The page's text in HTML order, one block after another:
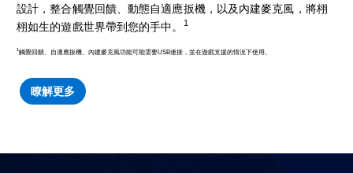
設計，整合觸覺回饋、動態自適應扳機，以及內建麥克風，將栩
栩如生的遊戲世界帶到您的手中。
1
1觸覺回饋、自適應扳機、內建麥克風功能可能需要USB連接，並在遊戲支援的情況下使用。
瞭解更多